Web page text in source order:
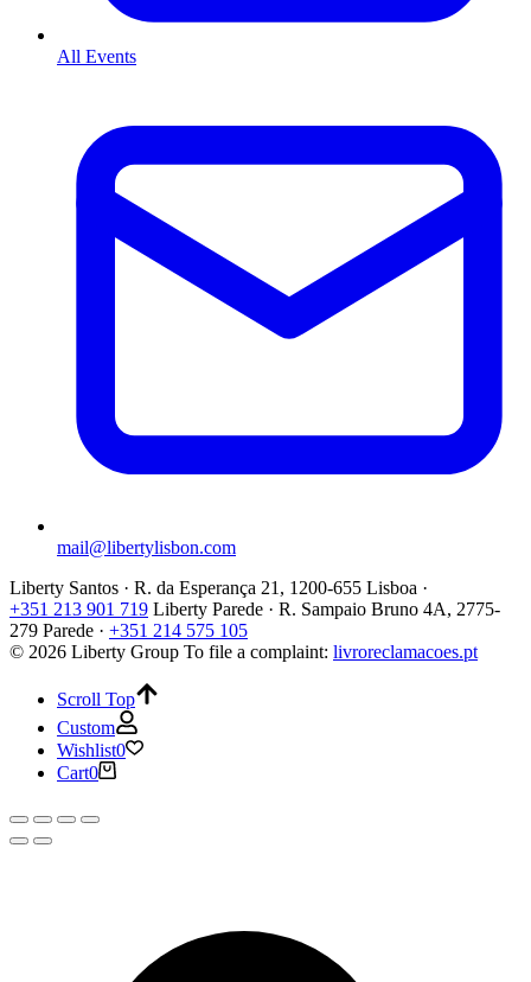
All Events
mail@libertylisbon.com
Liberty Santos · R. da Esperança 21, 1200-655 Lisboa ·
+351 213 901 719 Liberty Parede · R. Sampaio Bruno 4A, 2775-
279 Parede · +351 214 575 105
© 2026 Liberty Group To file a complaint: livroreclamacoes.pt
Scroll Top
Custom
Wishlist0
Cart0